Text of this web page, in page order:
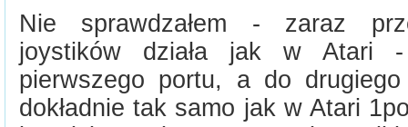
Nie sprawdzałem - zaraz
joystików działa jak w Atari
pierwszego portu, a do
dokładnie tak samo jak w Atari